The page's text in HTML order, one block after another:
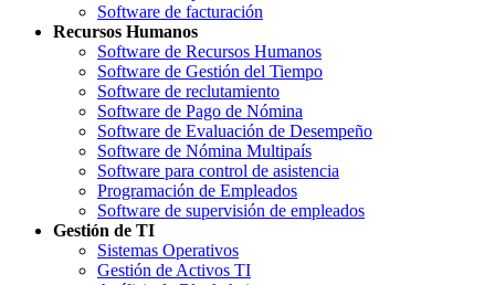
Software de facturación
Recursos Humanos
Software de Recursos Humanos
Software de Gestión del Tiempo
Software de reclutamiento
Software de Pago de Nómina
Software de Evaluación de Desempeño
Software de Nómina Multipaís
Software para control de asistencia
Programación de Empleados
Software de supervisión de empleados
Gestión de TI
Sistemas Operativos
Gestión de Activos TI